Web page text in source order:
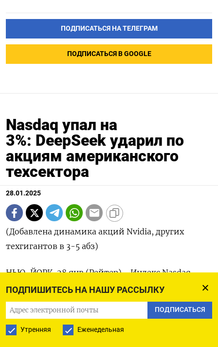
ПОДПИШИТЕСЬ НА НАШУ РАССЫЛКУ
ПОДПИСАТЬСЯ
Утренняя Еженедельная
ПОДПИСАТЬСЯ НА ТЕЛЕГРАМ
ПОДПИСАТЬСЯ В GOOGLE
Nasdaq упал на
3%: DeepSeek ударил по
акциям американского
техсектора
28.01.2025
(Добавлена динамика акций Nvidia, других
техгигантов в 3-5 абз)
НЬЮ-ЙОРК, 28 янв (Рейтер) - Индекс Nasdaq
завершил торги понедельника зафиксировав
самое большое однодневное процентное падение
с 18 декабря, поскольку недорогая китайская
модель искусственного интеллекта вызвала